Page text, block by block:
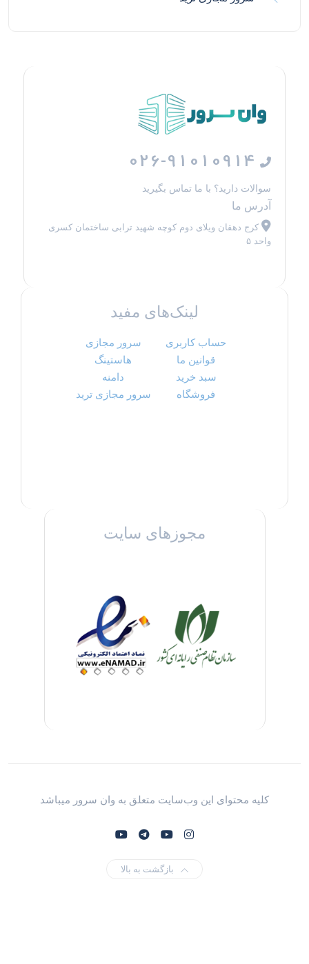
026-91010914
سوالات دارید؟ با ما تماس بگیرید
آدرس ما
کرج دهقان ویلای دوم کوچه شهید ترابی ساختمان کسری
واحد ۵
لینک‌های مفید
حساب کاربری
قوانین ما
سبد خرید
فروشگاه
سرور مجازی
هاستینگ
دامنه
سرور مجازی ترید
مجوزهای سایت
کلیه محتوای این وب‌سایت متعلق به وان سرور میباشد
بازگشت به بالا